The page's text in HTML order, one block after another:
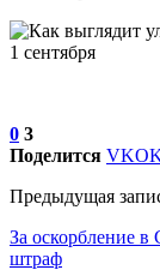
0 3
Поделится VK
Предыдущая
За оскорбление
штраф